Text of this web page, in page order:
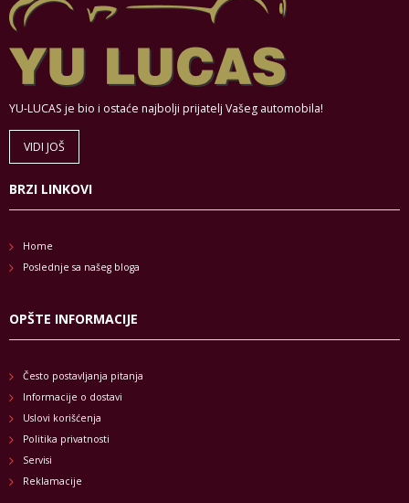
YU-LUCAS je bio i ostaće najbolji prijatelj Vašeg automobila!
VIDI JOŠ
BRZI LINKOVI
Home
Poslednje sa našeg bloga
OPŠTE INFORMACIJE
Često postavljanja pitanja
Informacije o dostavi
Uslovi korišćenja
Politika privatnosti
Servisi
Reklamacije